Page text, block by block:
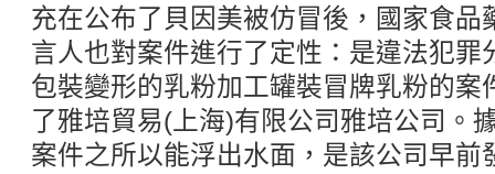
充在公布了貝因美被仿冒後，國家食品
言人也對案件進行了定性：是違法犯罪
包裝變形的乳粉加工罐裝冒牌乳粉的案
了雅培貿易(上海)有限公司雅培公司。
案件之所以能浮出水面，是該公司早前